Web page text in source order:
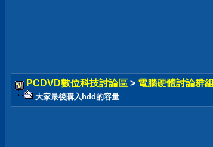
PCDVD數位科技討論區 > 電腦硬體討論群組
大家最後購入hdd的容量